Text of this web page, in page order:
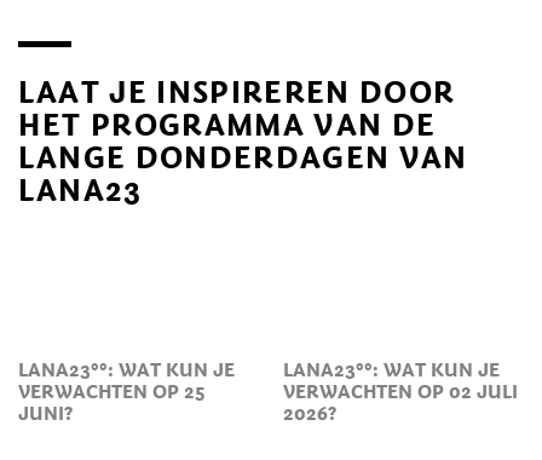
LAAT JE INSPIREREN DOOR
HET PROGRAMMA VAN DE
LANGE DONDERDAGEN VAN
LANA23
LANA23°°: WAT KUN JE
VERWACHTEN OP 25
JUNI?
LANA23°°: WAT KUN JE
VERWACHTEN OP 02 JULI
2026?